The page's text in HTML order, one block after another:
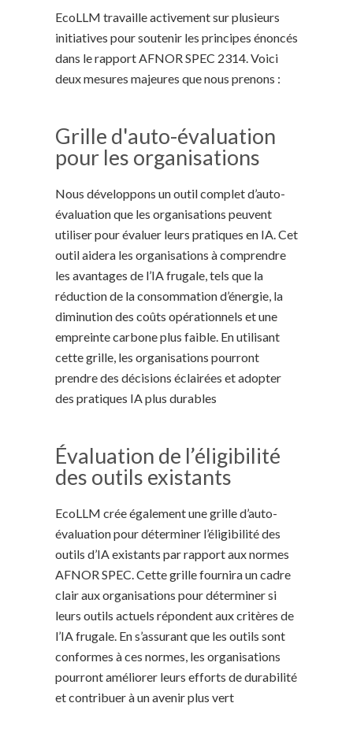
EcoLLM travaille activement sur plusieurs
initiatives pour soutenir les principes énoncés
dans le rapport AFNOR SPEC 2314. Voici
deux mesures majeures que nous prenons :
Grille d'auto-évaluation
pour les organisations
Nous développons un outil complet d’auto-
évaluation que les organisations peuvent
utiliser pour évaluer leurs pratiques en IA. Cet
outil aidera les organisations à comprendre
les avantages de l’IA frugale, tels que la
réduction de la consommation d’énergie, la
diminution des coûts opérationnels et une
empreinte carbone plus faible. En utilisant
cette grille, les organisations pourront
prendre des décisions éclairées et adopter
des pratiques IA plus durables
Évaluation de l’éligibilité
des outils existants
EcoLLM crée également une grille d’auto-
évaluation pour déterminer l’éligibilité des
outils d’IA existants par rapport aux normes
AFNOR SPEC. Cette grille fournira un cadre
clair aux organisations pour déterminer si
leurs outils actuels répondent aux critères de
l’IA frugale. En s’assurant que les outils sont
conformes à ces normes, les organisations
pourront améliorer leurs efforts de durabilité
et contribuer à un avenir plus vert